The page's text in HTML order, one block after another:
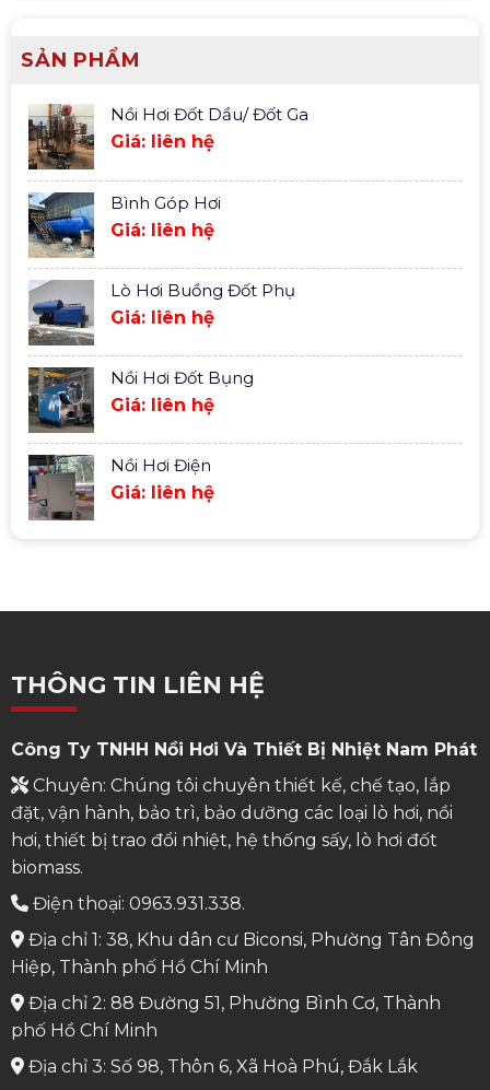
SẢN PHẨM
Nồi Hơi Đốt Dầu/ Đốt Ga
Giá: liên hệ
Bình Góp Hơi
Giá: liên hệ
Lò Hơi Buồng Đốt Phụ
Giá: liên hệ
Nồi Hơi Đốt Bụng
Giá: liên hệ
Nồi Hơi Điện
Giá: liên hệ
THÔNG TIN LIÊN HỆ
Công Ty TNHH Nồi Hơi Và Thiết Bị Nhiệt Nam Phát
Chuyên: Chúng tôi chuyên thiết kế, chế tạo, lắp
đặt, vận hành, bảo trì, bảo dưỡng các loại lò hơi, nồi
hơi, thiết bị trao đổi nhiệt, hệ thống sấy, lò hơi đốt
biomass.
Điện thoại: 0963.931.338.
Địa chỉ 1: 38, Khu dân cư Biconsi, Phường Tân Đông
Hiệp, Thành phố Hồ Chí Minh
Địa chỉ 2: 88 Đường 51, Phường Bình Cơ, Thành
phố Hồ Chí Minh
Địa chỉ 3: Số 98, Thôn 6, Xã Hoà Phú, Đắk Lắk